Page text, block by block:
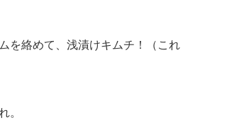
を絡めて、浅漬けキムチ！（これ
。